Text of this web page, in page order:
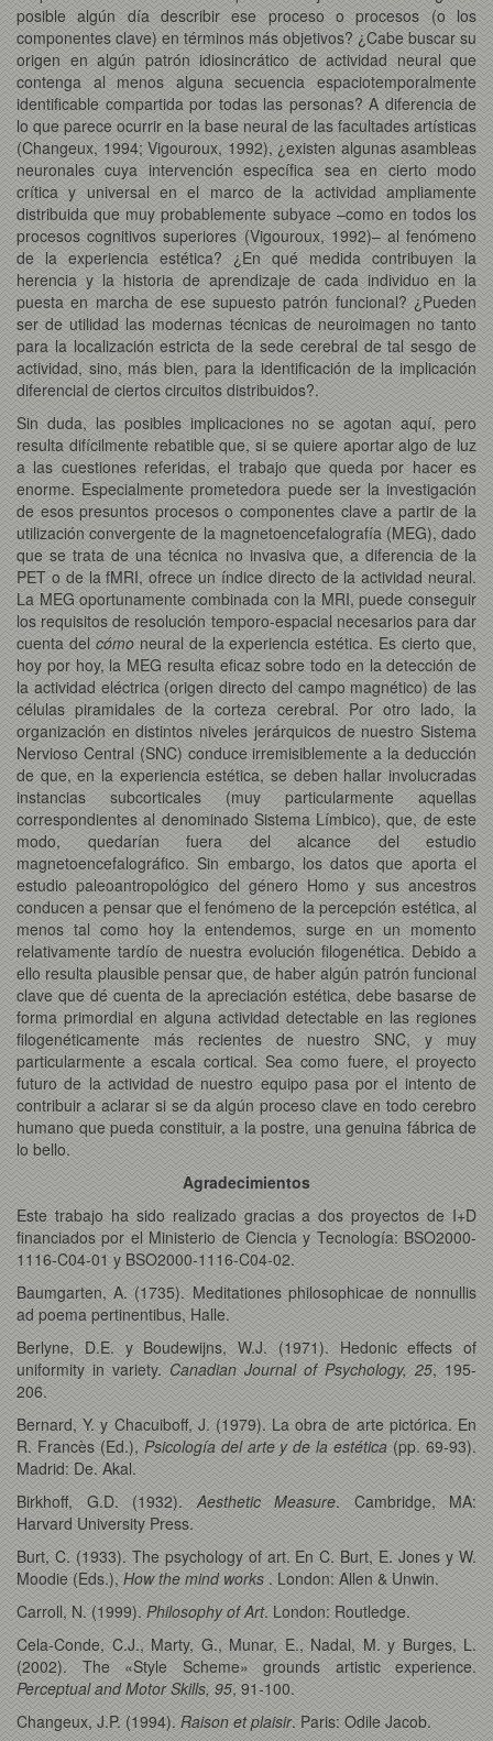
posible algún día describir ese proceso o procesos (o los
componentes clave) en términos más objetivos? ¿Cabe buscar su
origen en algún patrón idiosincrático de actividad neural que
contenga al menos alguna secuencia espaciotemporalmente
identificable compartida por todas las personas? A diferencia de
lo que parece ocurrir en la base neural de las facultades artísticas
(Changeux, 1994; Vigouroux, 1992), ¿existen algunas asambleas
neuronales cuya intervención específica sea en cierto modo
crítica y universal en el marco de la actividad ampliamente
distribuida que muy probablemente subyace –como en todos los
procesos cognitivos superiores (Vigouroux, 1992)– al fenómeno
de la experiencia estética? ¿En qué medida contribuyen la
herencia y la historia de aprendizaje de cada individuo en la
puesta en marcha de ese supuesto patrón funcional? ¿Pueden
ser de utilidad las modernas técnicas de neuroimagen no tanto
para la localización estricta de la sede cerebral de tal sesgo de
actividad, sino, más bien, para la identificación de la implicación
diferencial de ciertos circuitos distribuidos?.
Sin duda, las posibles implicaciones no se agotan aquí, pero
resulta difícilmente rebatible que, si se quiere aportar algo de luz
a las cuestiones referidas, el trabajo que queda por hacer es
enorme. Especialmente prometedora puede ser la investigación
de esos presuntos procesos o componentes clave a partir de la
utilización convergente de la magnetoencefalografía (MEG), dado
que se trata de una técnica no invasiva que, a diferencia de la
PET o de la fMRI, ofrece un índice directo de la actividad neural.
La MEG oportunamente combinada con la MRI, puede conseguir
los requisitos de resolución temporo-espacial necesarios para dar
cuenta del cómoneural de la experiencia estética. Es cierto que,
hoy por hoy, la MEG resulta eficaz sobre todo en la detección de
la actividad eléctrica (origen directo del campo magnético) de las
células piramidales de la corteza cerebral. Por otro lado, la
organización en distintos niveles jerárquicos de nuestro Sistema
Nervioso Central (SNC) conduce irremisiblemente a la deducción
de que, en la experiencia estética, se deben hallar involucradas
instancias subcorticales (muy particularmente aquellas
correspondientes al denominado Sistema Límbico), que, de este
modo, quedarían fuera del alcance del estudio
magnetoencefalográfico. Sin embargo, los datos que aporta el
estudio paleoantropológico del género Homo y sus ancestros
conducen a pensar que el fenómeno de la percepción estética, al
menos tal como hoy la entendemos, surge en un momento
relativamente tardío de nuestra evolución filogenética. Debido a
ello resulta plausible pensar que, de haber algún patrón funcional
clave que dé cuenta de la apreciación estética, debe basarse de
forma primordial en alguna actividad detectable en las regiones
filogenéticamente más recientes de nuestro SNC, y muy
particularmente a escala cortical. Sea como fuere, el proyecto
futuro de la actividad de nuestro equipo pasa por el intento de
contribuir a aclarar si se da algún proceso clave en todo cerebro
humano que pueda constituir, a la postre, una genuina fábrica de
lo bello.
Agradecimientos
Este trabajo ha sido realizado gracias a dos proyectos de I+D
financiados por el Ministerio de Ciencia y Tecnología: BSO2000-
1116-C04-01 y BSO2000-1116-C04-02.
Baumgarten, A. (1735). Meditationes philosophicae de nonnullis
ad poema pertinentibus, Halle.
Berlyne, D.E. y Boudewijns, W.J. (1971). Hedonic effects of
uniformity in variety. Canadian Journal of Psychology, 25, 195-
206.
Bernard, Y. y Chacuiboff, J. (1979). La obra de arte pictórica. En
R. Francès (Ed.), Psicología del arte y de la estética (pp. 69-93).
Madrid: De. Akal.
Birkhoff, G.D. (1932). Aesthetic Measure. Cambridge, MA:
Harvard University Press.
Burt, C. (1933). The psychology of art. En C. Burt, E. Jones y W.
Moodie (Eds.), How the mind works . London: Allen & Unwin.
Carroll, N. (1999). Philosophy of Art. London: Routledge.
Cela-Conde, C.J., Marty, G., Munar, E., Nadal, M. y Burges, L.
(2002). The «Style Scheme» grounds artistic experience.
Perceptual and Motor Skills, 95, 91-100.
Changeux, J.P. (1994). Raison et plaisir. Paris: Odile Jacob.